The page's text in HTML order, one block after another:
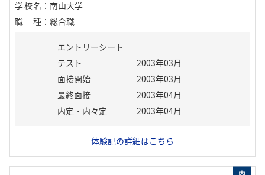
学校名 ： 南山大学
職種 ： 総合職
エントリーシート
テスト
2003年03月
面接開始
2003年03月
最終面接
2003年04月
内定・内々定
2003年04月
体験記の詳細はこちら